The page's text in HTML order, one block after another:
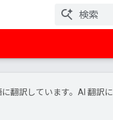
翻訳しています。AI 翻訳に